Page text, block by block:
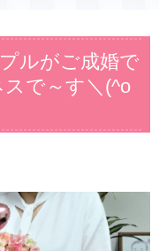
ルがご成婚で
で～す＼(^o